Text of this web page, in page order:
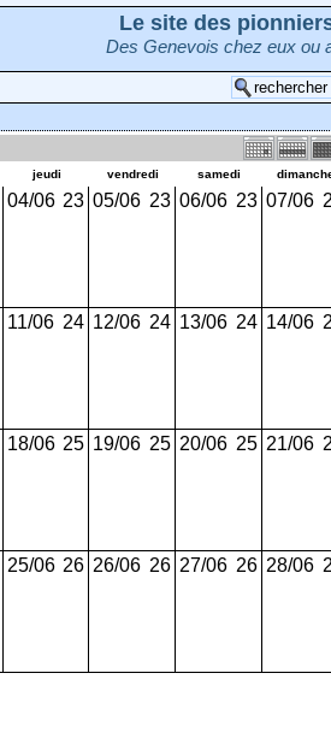
Le site des
Des Genevois chez eux ou
jeudi vendredi samedi
04/06 23 05/06 23 06/06 23 07/06
11/06 24 12/06 24 13/06 24 14/06
18/06 25 19/06 25 20/06 25 21/06
25/06 26 26/06 26 27/06 26 28/06